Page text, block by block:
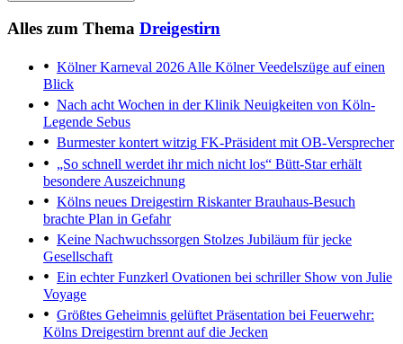
Alles zum Thema Dreigestirn
Kölner Karneval 2026 Alle Kölner Veedelszüge auf einen
Blick
Nach acht Wochen in der Klinik Neuigkeiten von Köln-
Legende Sebus
Burmester kontert witzig FK-Präsident mit OB-Versprecher
„So schnell werdet ihr mich nicht los“ Bütt-Star erhält
besondere Auszeichnung
Kölns neues Dreigestirn Riskanter Brauhaus-Besuch
brachte Plan in Gefahr
Keine Nachwuchssorgen Stolzes Jubiläum für jecke
Gesellschaft
Ein echter Funzkerl Ovationen bei schriller Show von Julie
Voyage
Größtes Geheimnis gelüftet Präsentation bei Feuerwehr:
Kölns Dreigestirn brennt auf die Jecken